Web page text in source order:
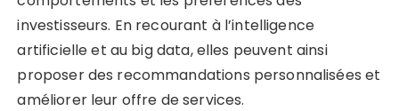
investisseurs. En recourant à l’intelligence
artificielle et au big data, elles peuvent ainsi
proposer des recommandations personnalisées et
améliorer leur offre de services.